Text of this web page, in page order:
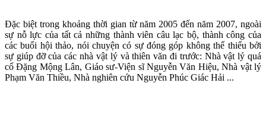
Đặc biệt trong khoảng thời gian từ năm 2005 đến năm 2007, ngoài
sự nỗ lực của tất cả những thành viên câu lạc bộ, thành công của
các buổi hội thảo, nói chuyện có sự đóng góp không thể thiếu bởi
sự giúp đỡ của các nhà vật lý và thiên văn đi trước: Nhà vật lý quá
cố Đặng Mộng Lân, Giáo sư-Viện sĩ Nguyễn Văn Hiệu, Nhà vật lý
Phạm Văn Thiều, Nhà nghiên cứu Nguyễn Phúc Giác Hải ...